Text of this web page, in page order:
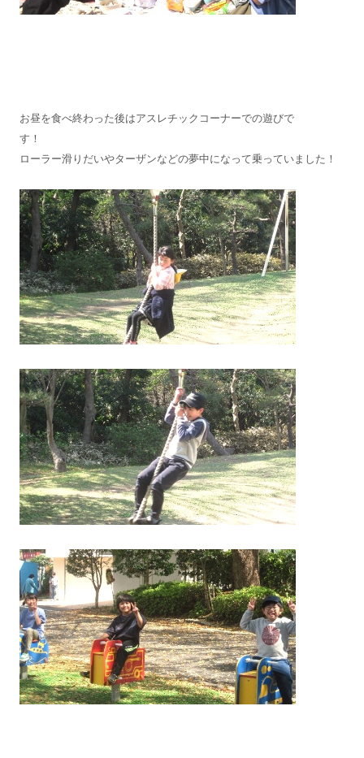
お昼を食べ終わった後はアスレチックコーナーでの遊びで
す
ローラー滑りだいやターザンなどの夢中になって乗っていました！